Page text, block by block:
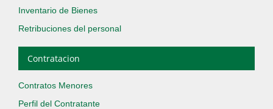
Inventario de Bienes
Retribuciones del personal
Contratacion
Contratos Menores
Perfil del Contratante